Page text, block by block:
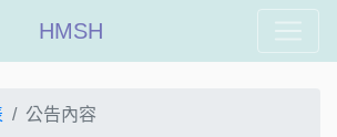
HMSH
公告內容